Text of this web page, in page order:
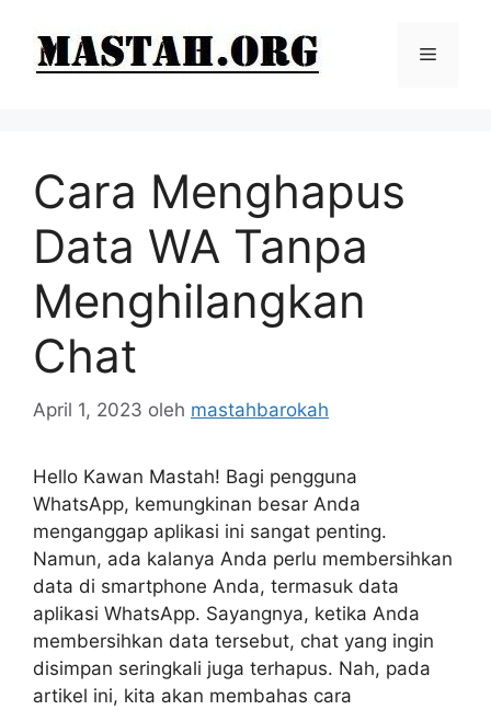
Menu
Cara Menghapus
Data WA Tanpa
Menghilangkan
Chat
April 1, 2023 oleh mastahbarokah
Hello Kawan Mastah! Bagi pengguna
WhatsApp, kemungkinan besar Anda
menganggap aplikasi ini sangat penting.
Namun, ada kalanya Anda perlu membersihkan
data di smartphone Anda, termasuk data
aplikasi WhatsApp. Sayangnya, ketika Anda
membersihkan data tersebut, chat yang ingin
disimpan seringkali juga terhapus. Nah, pada
artikel ini, kita akan membahas cara